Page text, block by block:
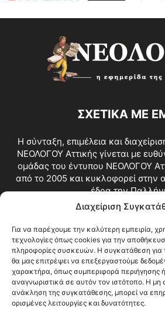
Διαχείριση
Για να παρέχουμε την καλύτερη εμπειρία,
τεχνολογίες όπως cookies για την
πληροφορίες συσκευών. Η συγκατάθεση για
θα μας επιτρέψει να επεξεργαστούμε
χαρακτήρα, όπως συμπεριφορά περιήγησης
αναγνωριστικά σε αυτόν τον ιστότοπο. Η μη
ανάκληση της συγκατάθεσης, μπορεί να
ορισμένες λειτουργίες και δυνατότητες.
ΣΧΕΤΙΚΑ ΜΕ
Η σύνταξη, επιμέλεια και
ΝΕΟΛΟΓΟΥ Αττικής γίνεται με
ομάδας του έντυπου ΝΕΟΛΟΓΟΥ
από το 2005 και κυκλοφορεί στην
έδρα την
Επικοινωνία:
ΑΚΟΛΟΥΘΗΣΕ